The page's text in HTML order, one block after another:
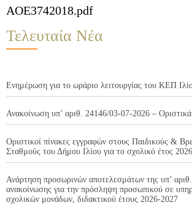
AOE3742018.pdf
Τελευταία Νέα
Ενημέρωση για το ωράριο λειτουργίας του ΚΕΠ
Ανακοίνωση υπ’ αριθ. 24146/03-07-2026 –
Οριστικοί πίνακες εγγραφών στους Παιδικούς &
Σταθμούς του Δήμου Ιλίου για το σχολικό έτος
Ανάρτηση προσωρινών αποτελεσμάτων της υπ’
ανακοίνωσης για την πρόσληψη προσωπικού σε
σχολικών μονάδων, διδακτικού έτους 2026-2027